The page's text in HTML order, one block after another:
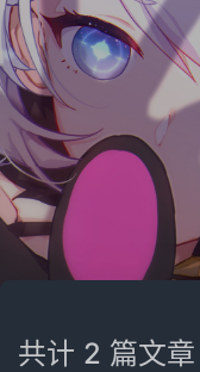
共计 2 篇文章